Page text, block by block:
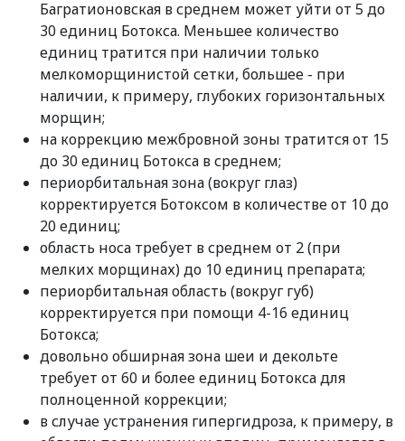
Багратионовская в среднем может уйти от 5 до
30 единиц Ботокса. Меньшее количество
единиц тратится при наличии только
мелкоморщинистой сетки, большее - при
наличии, к примеру, глубоких горизонтальных
морщин;
на коррекцию межбровной зоны тратится от 15
до 30 единиц Ботокса в среднем;
периорбитальная зона (вокруг глаз)
корректируется Ботоксом в количестве от 10 до
20 единиц;
область носа требует в среднем от 2 (при
мелких морщинах) до 10 единиц препарата;
периорбитальная область (вокруг губ)
корректируется при помощи 4-16 единиц
Ботокса;
довольно обширная зона шеи и декольте
требует от 60 и более единиц Ботокса для
полноценной коррекции;
в случае устранения гипергидроза, к примеру, в